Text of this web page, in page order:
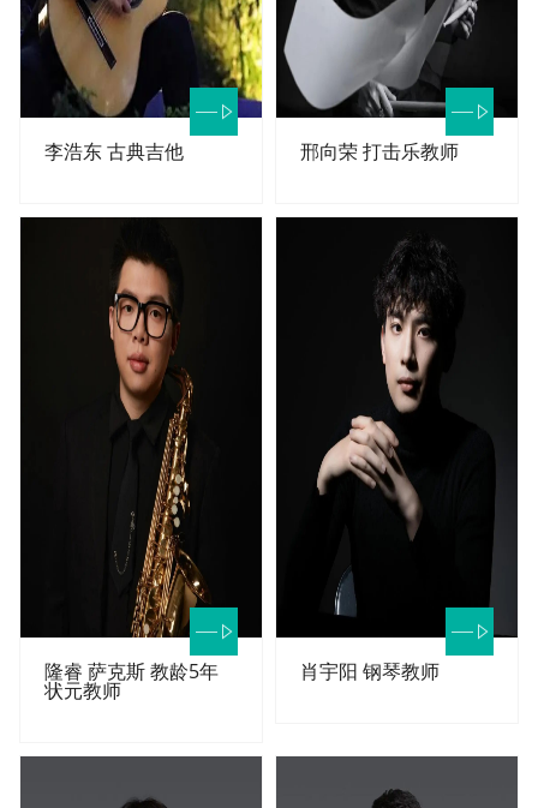
李浩东 古典吉他 邢向荣 打击乐教师
隆睿 萨克斯 教龄5年
状元教师
肖宇阳 钢琴教师